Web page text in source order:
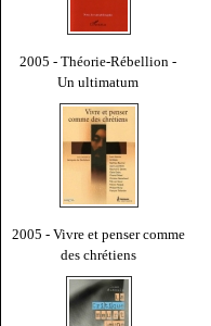
2005 - Théorie-Rébellion -
Un ultimatum
2005 - Vivre et penser comme
des chrétiens